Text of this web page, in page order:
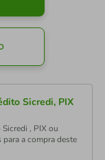
Sicredi, PIX
, PIX ou
a compra deste